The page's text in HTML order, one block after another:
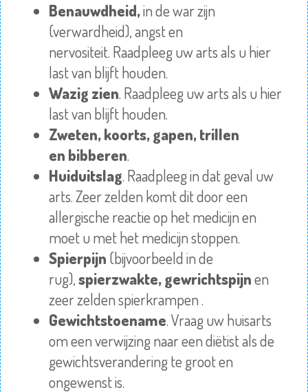
Benauwdheid,in de war zijn
(verwardheid), angst en
nervositeit. Raadpleeguw arts als u hier
last van blijft houden.
Wazig zien. Raadpleeguw arts als u hier
last van blijft houden.
Zweten, koorts, gapen, trillen
en bibberen.
Huiduitslag. Raadpleegin dat geval uw
arts. Zeer zelden komt dit door een
allergische reactie op het medicijn en
moet u met het medicijn stoppen.
Spierpijn (bijvoorbeeld in de
rug),spierzwakte,gewrichtspijnen
zeer zelden spierkrampen .
Gewichtstoename. Vraag uw huisarts
om een verwijzing naar een diëtist als de
gewichtsverandering te groot en
ongewenst is.